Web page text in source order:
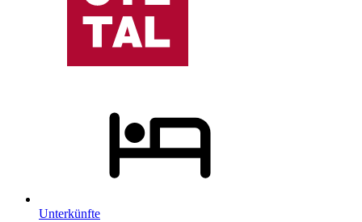
Unterkünfte